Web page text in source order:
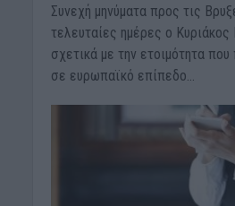
Συνεχή μηνύματα προς τις
τελευταίες ημέρες ο
σχετικά με την ετοιμότητα
σε ευρωπαϊκό επίπεδο...